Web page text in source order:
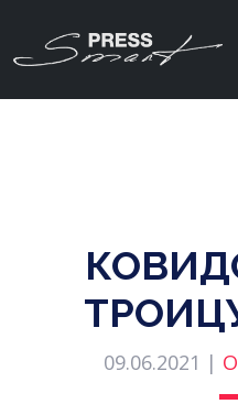
09.06.2021 |